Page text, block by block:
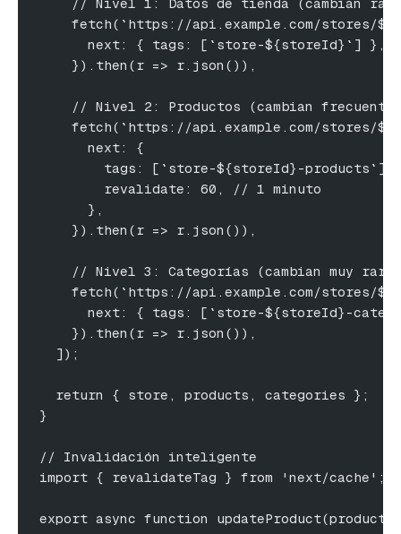
fetch(`https://api.example.com/stores/
      next: { tags: [`store-${storeId}`] },
    }).then(r => r.json()),
// Nivel 2: Productos (cambian
fetch(`https://api.example.com/stores/
      next: {
        tags: [`store-${storeId}-products`],
        revalidate: 60, // 1 minuto
      },
    }).then(r => r.json()),
// Nivel 3: Categorías (cambian muy rara
fetch(`https://api.example.com/stores/
next: { tags: [`store-${storeId}-
    }).then(r => r.json()),
  ]);
  return { store, products, categories };
}
// Invalidación inteligente
import { revalidateTag } from 'next/cache';
export async function